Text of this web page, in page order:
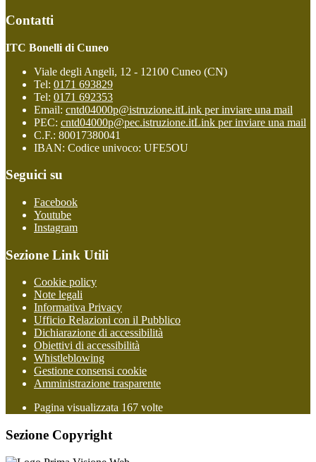
Contatti
ITC Bonelli di Cuneo
Viale degli Angeli, 12 - 12100 Cuneo (CN)
Tel: 0171 693829
Tel: 0171 692353
Email: cntd04000p@istruzione.itLink per inviare una mail
PEC: cntd04000p@pec.istruzione.itLink per inviare una mail
C.F.: 80017380041
IBAN: Codice univoco: UFE5OU
Seguici su
Facebook
Youtube
Instagram
Sezione Link Utili
Cookie policy
Note legali
Informativa Privacy
Ufficio Relazioni con il Pubblico
Dichiarazione di accessibilità
Obiettivi di accessibilità
Whistleblowing
Gestione consensi cookie
Amministrazione trasparente
Pagina visualizzata 167 volte
Sezione Copyright